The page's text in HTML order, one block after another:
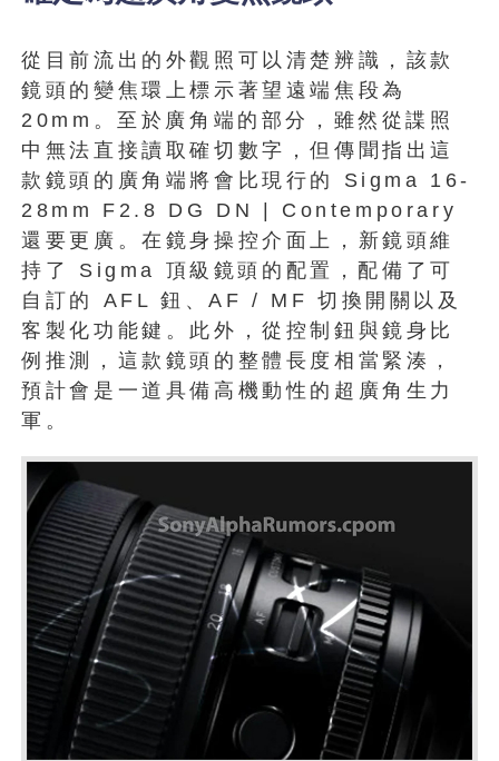
從目前流出的外觀照可以清楚辨識，該款
鏡頭的變焦環上標示著望遠端焦段為
20mm。至於廣角端的部分，雖然從諜照
中無法直接讀取確切數字，但傳聞指出這
款鏡頭的廣角端將會比現行的 Sigma 16-
28mm F2.8 DG DN | Contemporary
還要更廣。在鏡身操控介面上，新鏡頭維
持了 Sigma 頂級鏡頭的配置，配備了可
自訂的 AFL 鈕、AF / MF 切換開關以及
客製化功能鍵。此外，從控制鈕與鏡身比
例推測，這款鏡頭的整體長度相當緊湊，
預計會是一道具備高機動性的超廣角生力
軍。